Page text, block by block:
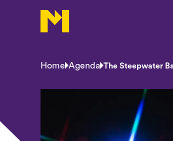
Home Agenda The Steepwater